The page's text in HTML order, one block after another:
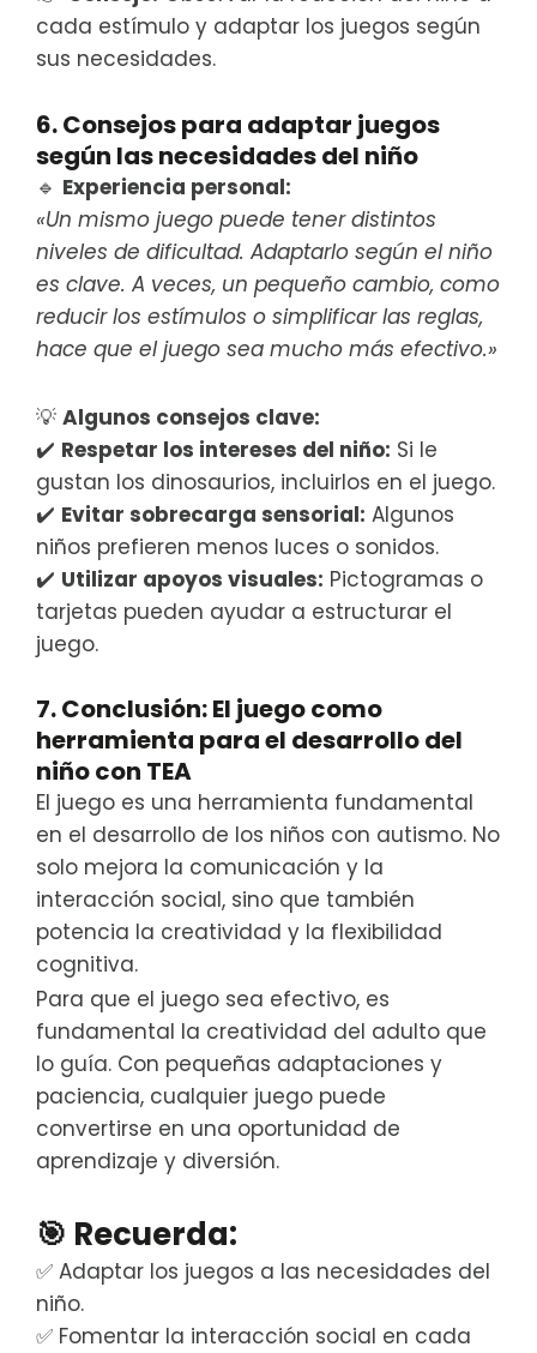
cada estímulo y adaptar los juegos según
sus necesidades.
6. Consejos para adaptar juegos
según las necesidades del niño
🔹 Experiencia personal:
«Un mismo juego puede tener distintos
niveles de dificultad. Adaptarlo según el niño
es clave. A veces, un pequeño cambio, como
reducir los estímulos o simplificar las reglas,
hace que el juego sea mucho más efectivo.»
💡 Algunos consejos clave:
✔️ Respetar los intereses del niño: Si le
gustan los dinosaurios, incluirlos en el juego.
✔️ Evitar sobrecarga sensorial: Algunos
niños prefieren menos luces o sonidos.
✔️ Utilizar apoyos visuales: Pictogramas o
tarjetas pueden ayudar a estructurar el
juego.
7. Conclusión: El juego como
herramienta para el desarrollo del
niño con TEA
El juego es una herramienta fundamental
en el desarrollo de los niños con autismo. No
solo mejora la comunicación y la
interacción social, sino que también
potencia la creatividad y la flexibilidad
cognitiva.
Para que el juego sea efectivo, es
fundamental la creatividad del adulto que
lo guía. Con pequeñas adaptaciones y
paciencia, cualquier juego puede
convertirse en una oportunidad de
aprendizaje y diversión.
🎯 Recuerda:
✅ Adaptar los juegos a las necesidades del
niño.
✅ Fomentar la interacción social en cada